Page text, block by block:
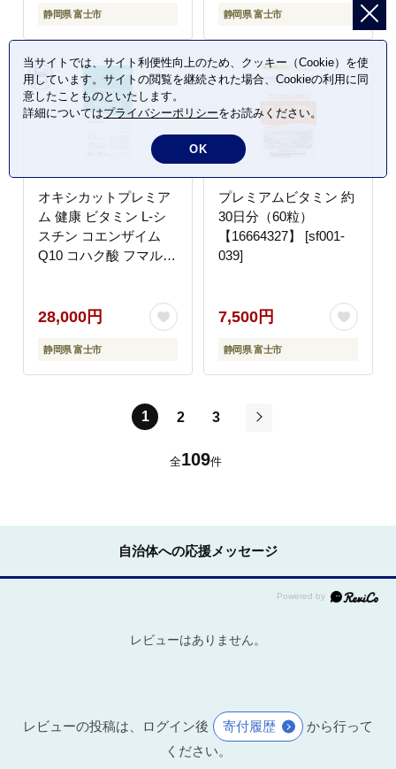
静岡県 富士市 静岡県 富士市
オキシカットプレミア
ム 健康 ビタミン L-シ
スチン コエンザイム
Q10 コハク酸 フマル酸
30日 特許取得 健康 健
康食品 安心 安全 静岡
県 富士市 [sf043-002]
28,000円
静岡県 富士市
プレミアムビタミン 約
30日分（60粒）
【16664327】 [sf001-
039]
7,500円
静岡県 富士市
1 2
3
全109件
自治体への応援メッセージ
レビューはありません。
レビューの投稿は、ログイン後 寄付履歴
から行って
ください。
当サイトでは、サイト利便性向上のため、クッキー（Cookie）を使
用しています。サイトの閲覧を継続された場合、Cookieの利用に同
意したことものといたします。
詳細についてはプライバシーポリシーをお読みください。
OK